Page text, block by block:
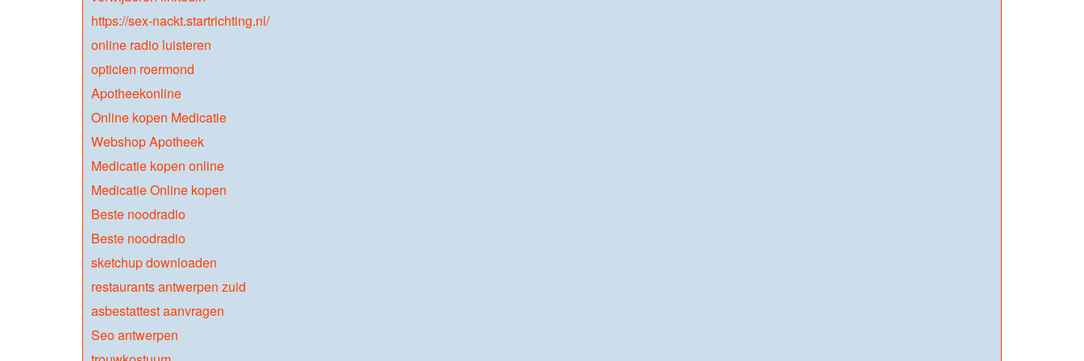
https://sex-nackt.startrichting.nl/
online radio luisteren
opticien roermond
Apotheekonline
Online kopen Medicatie
Webshop Apotheek
Medicatie kopen online
Medicatie Online kopen
Beste noodradio
Beste noodradio
sketchup downloaden
restaurants antwerpen zuid
asbestattest aanvragen
Seo antwerpen